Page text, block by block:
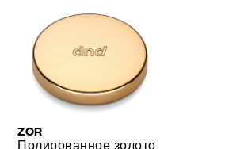
ZOR
Полированное золото